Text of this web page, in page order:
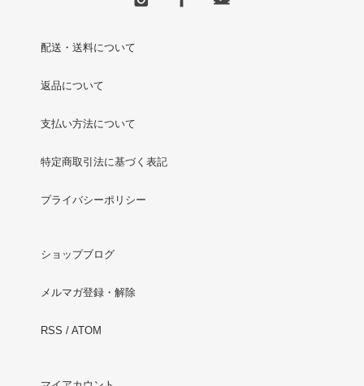
配送・送料について
返品について
支払い方法について
特定商取引法に基づく表記
プライバシーポリシー
ショップブログ
メルマガ登録・解除
RSS / ATOM